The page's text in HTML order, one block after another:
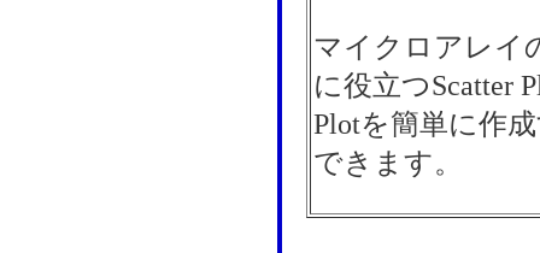
マイクロアレイ
に役立つScatter
Plotを簡単に作
できます。